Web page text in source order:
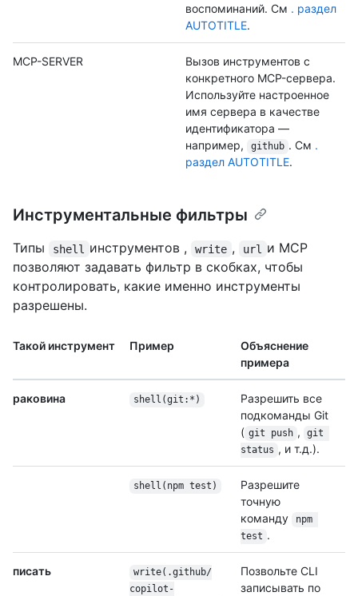
воспоминаний. См . раздел
AUTOTITLE.
MCP-SERVER
Вызов инструментов с
конкретного MCP-сервера.
Используйте настроенное
имя сервера в качестве
идентификатора —
например,
github . См .
раздел AUTOTITLE.
Инструментальные фильтры
Типы shell инструментов , write , url
и MCP
позволяют задавать фильтр в скобках, чтобы
контролировать, какие именно инструменты
разрешены.
Такой инструмент Пример
Объяснение
примера
раковина shell(git:*)
Разрешить все
подкоманды Git
( git push ,
git
status , и т.д.).
shell(npm test)
Разрешите
точную
команду
npm
test .
писать
write(.github/
copilot-
Позвольте CLI
записывать по